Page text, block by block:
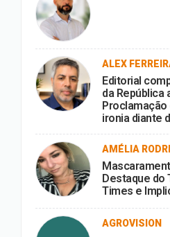
ALEX
Editorial
da República
Proclamação
ironia diante
AMÉLIA
Destaque do
Times e
AGROVISION